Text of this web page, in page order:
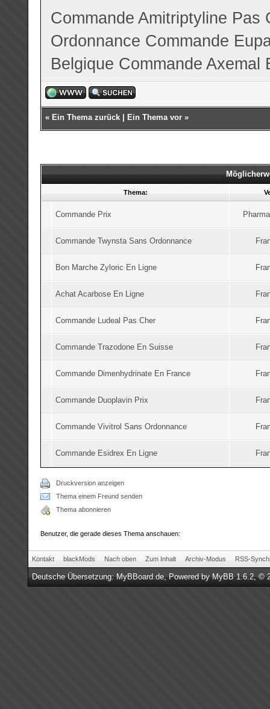
Commande Amitriptyline Pas
Ordonnance Commande
Belgique Commande Axemal
« Ein Thema zurück Ein Thema vor »
Thema:
Commande Prix
Commande Twynsta Sans Ordonnance
Bon Marche Zyloric En Ligne
Achat Acarbose En Ligne
Commande Ludeal Pas Cher
Commande Trazodone En Suisse
Commande Dimenhydrinate En France
Commande Duoplavin Prix
Commande Vivitrol Sans Ordonnance
Commande Esidrex En Ligne
Druckversion anzeigen
Thema einem Freund senden
Thema abonnieren
Benutzer, die gerade dieses Thema anschauen:
Kontakt blackMods Nach oben Zum Inhalt Archiv-Modus RSS-
Deutsche Übersetzung:MyBBoard.de, Powered byMyBB 1.6.2, ©